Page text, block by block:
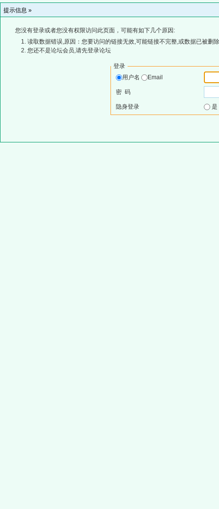
提示信息 »
您没有登录或者您没有权限访问此页面，可能有如下几个原因:
读取数据错误,原因：您要访问的链接无效,可能链接不完整,或数据已被删
您还不是论坛会员,请先登录论坛
登录
用户名
Email
密 码
隐身登录